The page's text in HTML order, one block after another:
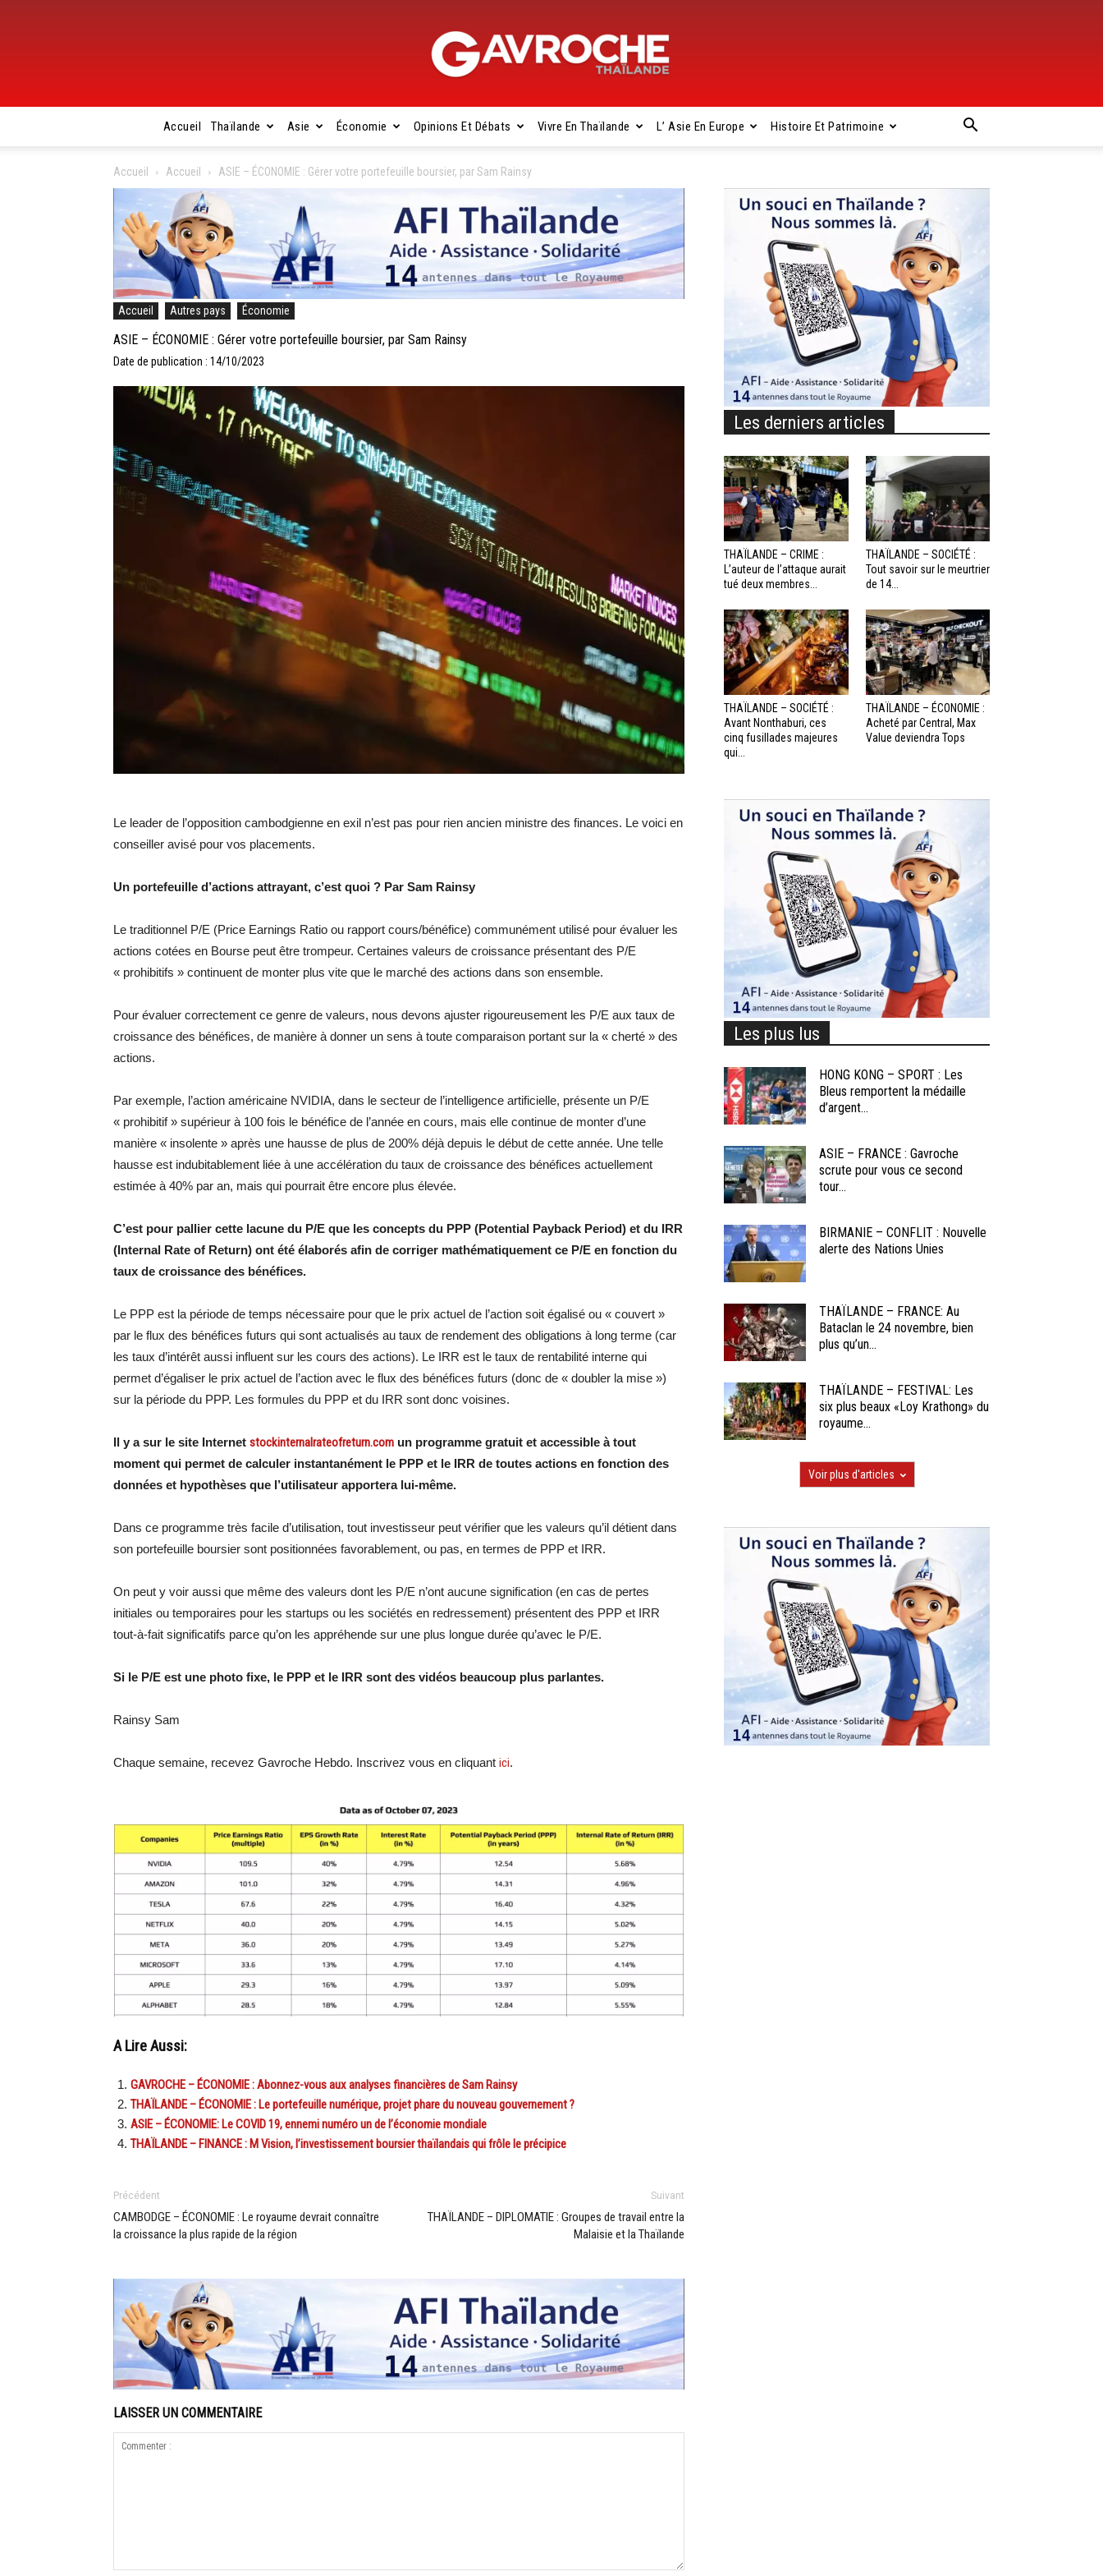
Gavroche
Thaïlande
Accueil Thaïlande Asie Économie Opinions Et Débats Vivre En Thaïlande L’ Asie En Europe Histoire Et Patrimoine
Accueil Accueil ASIE – ÉCONOMIE : Gérer votre portefeuille boursier, par Sam Rainsy
Accueil Autres pays Économie
ASIE – ÉCONOMIE : Gérer votre portefeuille boursier, par Sam Rainsy
Date de publication : 14/10/2023
Le leader de l’opposition cambodgienne en exil n’est pas pour rien ancien ministre des finances. Le voici en
conseiller avisé pour vos placements.
Un portefeuille d’actions attrayant, c’est quoi ? Par Sam Rainsy
Le traditionnel P/E (Price Earnings Ratio ou rapport cours/bénéfice) communément utilisé pour évaluer les
actions cotées en Bourse peut être trompeur. Certaines valeurs de croissance présentant des P/E
« prohibitifs » continuent de monter plus vite que le marché des actions dans son ensemble.
Pour évaluer correctement ce genre de valeurs, nous devons ajuster rigoureusement les P/E aux taux de
croissance des bénéfices, de manière à donner un sens à toute comparaison portant sur la « cherté » des
actions.
Par exemple, l’action américaine NVIDIA, dans le secteur de l’intelligence artificielle, présente un P/E
« prohibitif » supérieur à 100 fois le bénéfice de l’année en cours, mais elle continue de monter d’une
manière « insolente » après une hausse de plus de 200% déjà depuis le début de cette année. Une telle
hausse est indubitablement liée à une accélération du taux de croissance des bénéfices actuellement
estimée à 40% par an, mais qui pourrait être encore plus élevée.
C’est pour pallier cette lacune du P/E que les concepts du PPP (Potential Payback Period) et du IRR
(Internal Rate of Return) ont été élaborés afin de corriger mathématiquement ce P/E en fonction du
taux de croissance des bénéfices.
Le PPP est la période de temps nécessaire pour que le prix actuel de l’action soit égalisé ou « couvert »
par le flux des bénéfices futurs qui sont actualisés au taux de rendement des obligations à long terme (car
les taux d’intérêt aussi influent sur les cours des actions). Le IRR est le taux de rentabilité interne qui
permet d’égaliser le prix actuel de l’action avec le flux des bénéfices futurs (donc de « doubler la mise »)
sur la période du PPP. Les formules du PPP et du IRR sont donc voisines.
Il y a sur le site Internet stockinternalrateofreturn.com un programme gratuit et accessible à tout
moment qui permet de calculer instantanément le PPP et le IRR de toutes actions en fonction des
données et hypothèses que l’utilisateur apportera lui-même.
Dans ce programme très facile d’utilisation, tout investisseur peut vérifier que les valeurs qu’il détient dans
son portefeuille boursier sont positionnées favorablement, ou pas, en termes de PPP et IRR.
On peut y voir aussi que même des valeurs dont les P/E n’ont aucune signification (en cas de pertes
initiales ou temporaires pour les startups ou les sociétés en redressement) présentent des PPP et IRR
tout-à-fait significatifs parce qu’on les appréhende sur une plus longue durée qu’avec le P/E.
Si le P/E est une photo fixe, le PPP et le IRR sont des vidéos beaucoup plus parlantes.
Rainsy Sam
Chaque semaine, recevez Gavroche Hebdo. Inscrivez vous en cliquant ici.
A Lire Aussi:
GAVROCHE – ÉCONOMIE : Abonnez-vous aux analyses financières de Sam Rainsy
THAÏLANDE – ÉCONOMIE : Le portefeuille numérique, projet phare du nouveau gouvernement ?
ASIE – ÉCONOMIE: Le COVID 19, ennemi numéro un de l’économie mondiale
THAÏLANDE – FINANCE : M Vision, l’investissement boursier thaïlandais qui frôle le précipice
Précédent
CAMBODGE – ÉCONOMIE : Le royaume devrait connaître
la croissance la plus rapide de la région
Suivant
THAÏLANDE – DIPLOMATIE : Groupes de travail entre la
Malaisie et la Thaïlande
LAISSER UN COMMENTAIRE
Les derniers articles
THAÏLANDE – CRIME :
L’auteur de l’attaque aurait
tué deux membres...
THAÏLANDE – SOCIÉTÉ :
Tout savoir sur le meurtrier
de 14...
THAÏLANDE – SOCIÉTÉ :
Avant Nonthaburi, ces
cinq fusillades majeures
qui...
THAÏLANDE – ÉCONOMIE :
Acheté par Central, Max
Value deviendra Tops
Les plus lus
HONG KONG – SPORT : Les
Bleus remportent la médaille
d’argent...
ASIE – FRANCE : Gavroche
scrute pour vous ce second
tour...
BIRMANIE – CONFLIT : Nouvelle
alerte des Nations Unies
THAÏLANDE – FRANCE: Au
Bataclan le 24 novembre, bien
plus qu’un...
THAÏLANDE – FESTIVAL: Les
six plus beaux «Loy Krathong» du
royaume...
Voir plus d'articles